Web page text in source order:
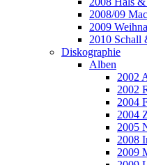
2008/09
2009
2010 Schall
Diskographie
Alben
2002
2002
2004
2004
2005
2008
2009